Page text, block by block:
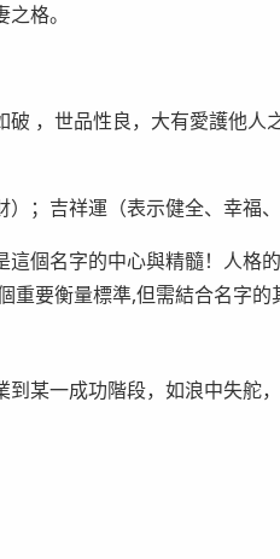
格。
，世品性良，大有愛護他人
；吉祥運（表示健全、幸福、
個名字的中心與精髓！人格
要衡量標準,但需結合名字的
某一成功階段，如浪中失舵，